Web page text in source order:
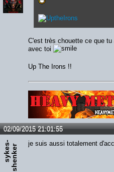
C'est très chouette ce que
avec toi
Up The Irons !!
Lien :http://
02/09/2015 21:01:55
s
y
k
e
s
-
s
h
e
n
k
er
je suis aussi totalement